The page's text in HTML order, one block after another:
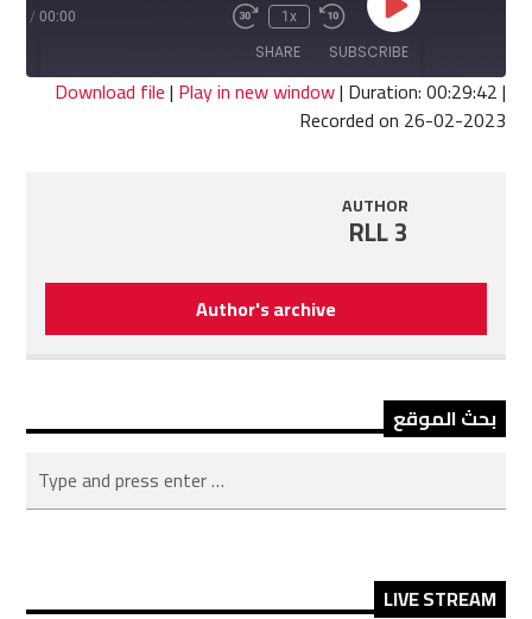
Play
Episode
Rewind
10
Seconds
1x
Fast
seconds
00:00
/
SUBSCRIBE
SHARE
SHARE
Download file| Play in new window| Duration: 00:29:42|
Recorded on 26-02-2023
AUTHOR
RLL 3
Author's archive
بحث الموقع
LIVE STREAM